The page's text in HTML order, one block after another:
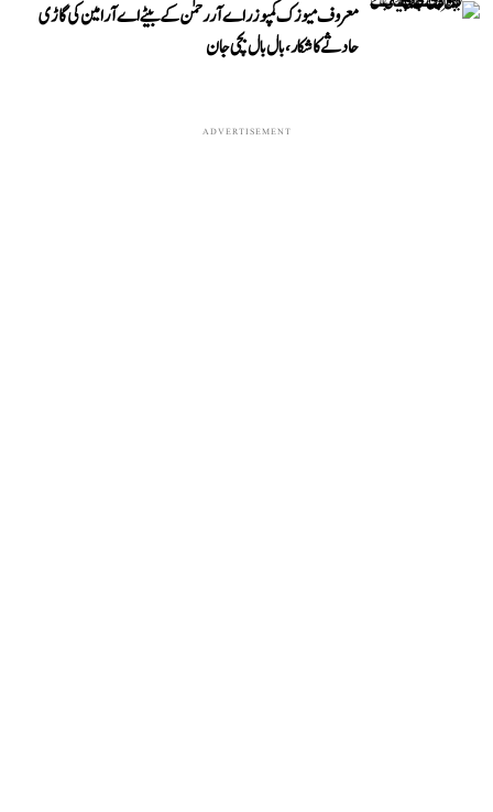
معروف میوزک کمپوزر اے آر رحمٰن کے بیٹے اے آر امین کی گاڑی
حادثے کا شکار، بال بال بچی جان
ADVERTISEMENT